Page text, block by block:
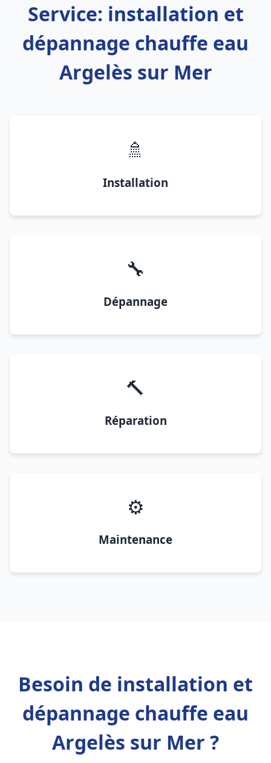
Service: installation et
dépannage chauffe eau
Argelès sur Mer
🚿
Installation
🔧
Dépannage
🔨
Réparation
⚙️
Maintenance
Besoin de installation et
dépannage chauffe eau
Argelès sur Mer ?